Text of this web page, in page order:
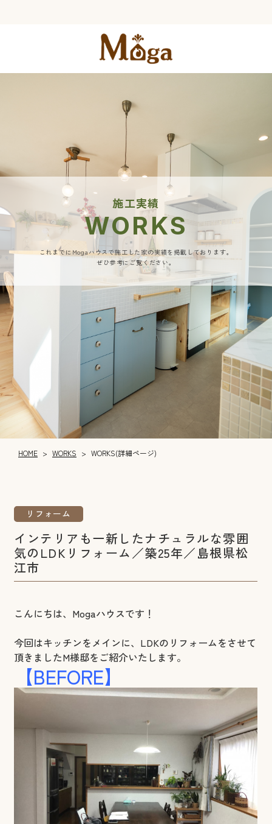
施工実績
WORKS
これまでにMogaハウスで施工した家の実績を掲載しております。
ぜひ参考にご覧ください。
HOME > WORKS > WORKS(詳細ページ)
リフォーム
インテリアも一新したナチュラルな雰囲
気のLDKリフォーム／築25年／島根県松
江市
こんにちは、Mogaハウスです！
今回はキッチンをメインに、LDKのリフォームをさせて
頂きましたM様邸をご紹介いたします。
【BEFORE】